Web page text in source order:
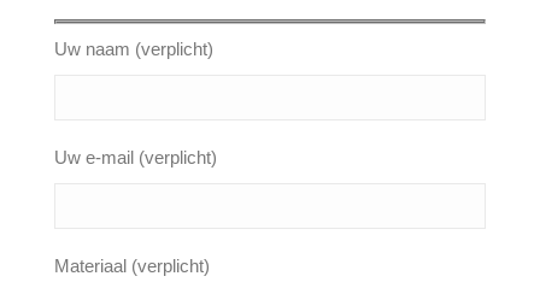
Uw naam (verplicht)
Uw e-mail (verplicht)
Materiaal (verplicht)